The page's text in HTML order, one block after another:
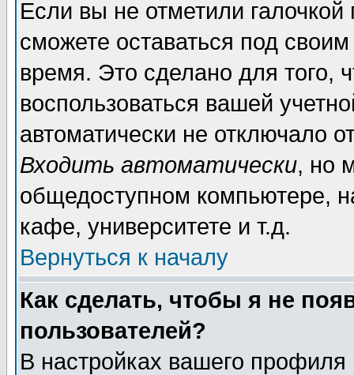
Если вы не отметили галочкой
сможете оставаться под
время. Это сделано для того,
воспользоваться вашей
автоматически не отключало
Входить автоматически, но
общедоступном компьютере,
кафе, университете и т.д.
Вернуться к началу
Как сделать, чтобы я не
пользователей?
В настройках вашего